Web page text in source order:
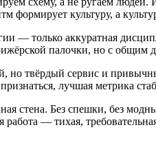
культуру, а
— только аккуратная
палочки, но с общим
но твёрдый сервис и
лучшая метрика
стена. Без спешки, без
— тихая,